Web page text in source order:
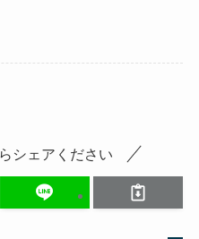
シェアください